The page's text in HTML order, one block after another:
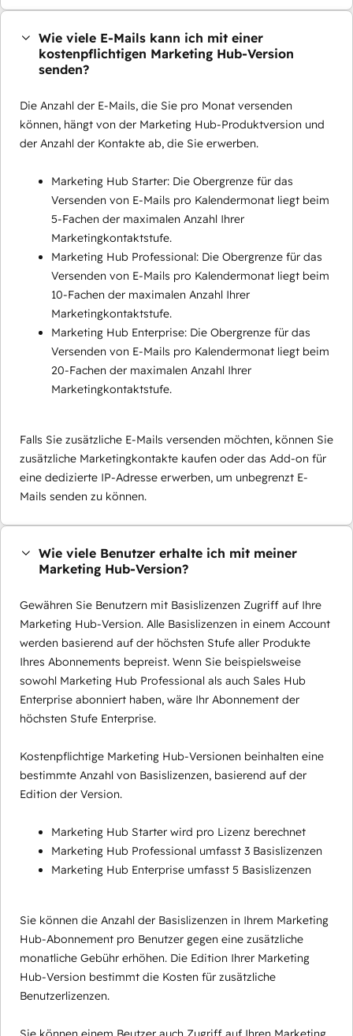
Wie viele E-Mails kann ich mit einer
kostenpflichtigen Marketing Hub-Version
senden?
Die Anzahl der E-Mails, die Sie pro Monat versenden
können, hängt von der Marketing Hub-Produktversion und
der Anzahl der Kontakte ab, die Sie erwerben.
Marketing Hub Starter: Die Obergrenze für das
Versenden von E-Mails pro Kalendermonat liegt beim
5-Fachen der maximalen Anzahl Ihrer
Marketingkontaktstufe.
Marketing Hub Professional: Die Obergrenze für das
Versenden von E-Mails pro Kalendermonat liegt beim
10-Fachen der maximalen Anzahl Ihrer
Marketingkontaktstufe.
Marketing Hub Enterprise: Die Obergrenze für das
Versenden von E-Mails pro Kalendermonat liegt beim
20-Fachen der maximalen Anzahl Ihrer
Marketingkontaktstufe.
Falls Sie zusätzliche E-Mails versenden möchten, können Sie
zusätzliche Marketingkontakte kaufen oder das Add-on für
eine dedizierte IP-Adresse erwerben, um unbegrenzt E-
Mails senden zu können.
Wie viele Benutzer erhalte ich mit meiner
Marketing Hub-Version?
Gewähren Sie Benutzern mit Basislizenzen Zugriff auf Ihre
Marketing Hub-Version. Alle Basislizenzen in einem Account
werden basierend auf der höchsten Stufe aller Produkte
Ihres Abonnements bepreist. Wenn Sie beispielsweise
sowohl Marketing Hub Professional als auch Sales Hub
Enterprise abonniert haben, wäre Ihr Abonnement der
höchsten Stufe Enterprise.
Kostenpflichtige Marketing Hub-Versionen beinhalten eine
bestimmte Anzahl von Basislizenzen, basierend auf der
Edition der Version.
Marketing Hub Starter wird pro Lizenz berechnet
Marketing Hub Professional umfasst 3 Basislizenzen
Marketing Hub Enterprise umfasst 5 Basislizenzen
Sie können die Anzahl der Basislizenzen in Ihrem Marketing
Hub-Abonnement pro Benutzer gegen eine zusätzliche
monatliche Gebühr erhöhen. Die Edition Ihrer Marketing
Hub-Version bestimmt die Kosten für zusätzliche
Benutzerlizenzen.